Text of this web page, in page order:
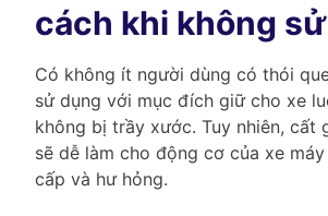
cách khi không
Có không ít người dùng có thói
sử dụng với mục đích giữ cho xe
không bị trầy xước. Tuy nhiên, cất
sẽ dễ làm cho động cơ của xe
cấp và hư hỏng.